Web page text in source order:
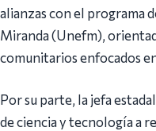
alianzas con el programa
Miranda (Unefm),
comunitarios enfocados
Por su parte, la jefa
de ciencia y tecnología a